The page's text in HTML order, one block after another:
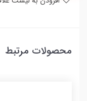
محصولات مرتبط